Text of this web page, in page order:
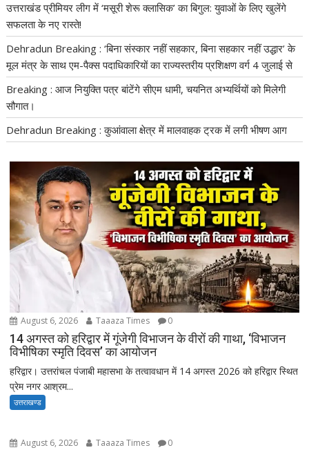
उत्तराखंड प्रीमियर लीग में ‘मसूरी शेरू क्लासिक’ का बिगुल: युवाओं के लिए खुलेंगे
सफलता के नए रास्ते!
Dehradun Breaking : ‘बिना संस्कार नहीं सहकार, बिना सहकार नहीं उद्धार’ के
मूल मंत्र के साथ एम-पैक्स पदाधिकारियों का राज्यस्तरीय प्रशिक्षण वर्ग 4 जुलाई से
Breaking : आज नियुक्ति पत्र बांटेंगे सीएम धामी, चयनित अभ्यर्थियों को मिलेगी
सौगात।
Dehradun Breaking : कुआंवाला क्षेत्र में मालवाहक ट्रक में लगी भीषण आग
August 6, 2026 Taaaza Times 0
14 अगस्त को हरिद्वार में गूंजेगी विभाजन के वीरों की गाथा, ‘विभाजन
विभीषिका स्मृति दिवस’ का आयोजन
हरिद्वार। उत्तरांचल पंजाबी महासभा के तत्वावधान में 14 अगस्त 2026 को हरिद्वार स्थित
प्रेम नगर आश्रम...
उत्तराखण्ड
August 6, 2026 Taaaza Times 0